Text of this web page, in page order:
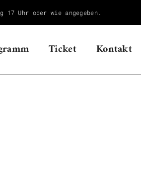
Uhr oder wie angegeben.
Ticket Kontakt